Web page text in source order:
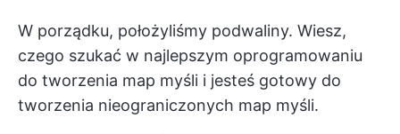
W porządku, położyliśmy podwaliny. Wiesz,
czego szukać w najlepszym oprogramowaniu
do tworzenia map myśli i jesteś gotowy do
tworzenia nieograniczonych map myśli.